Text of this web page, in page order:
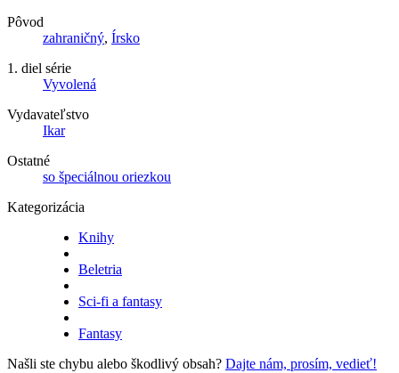
Pôvod
zahraničný, Írsko
1. diel série
Vyvolená
Vydavateľstvo
Ikar
Ostatné
so špeciálnou oriezkou
Kategorizácia
Knihy
Beletria
Sci-fi a fantasy
Fantasy
Našli ste chybu alebo škodlivý obsah? Dajte nám, prosím, vedieť!